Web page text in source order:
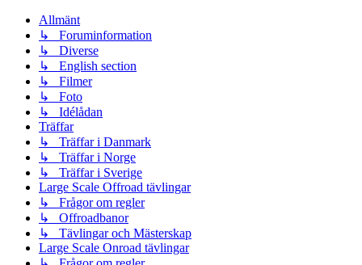
Allmänt
↳ Foruminformation
↳ Diverse
↳ English section
↳ Filmer
↳ Foto
↳ Idélådan
Träffar
↳ Träffar i Danmark
↳ Träffar i Norge
↳ Träffar i Sverige
Large Scale Offroad tävlingar
↳ Frågor om regler
↳ Offroadbanor
↳ Tävlingar och Mästerskap
Large Scale Onroad tävlingar